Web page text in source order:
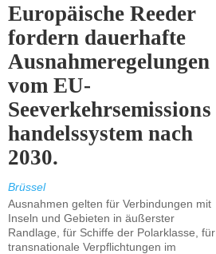
Europäische Reeder
fordern dauerhafte
Ausnahmeregelungen
vom EU-
Seeverkehrsemissions
handelssystem nach
2030.
Brüssel
Ausnahmen gelten für Verbindungen mit
Inseln und Gebieten in äußerster
Randlage, für Schiffe der Polarklasse, für
transnationale Verpflichtungen im